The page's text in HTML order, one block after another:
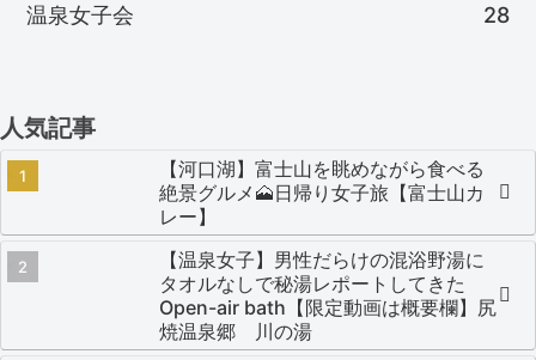
温泉女子会 28
人気記事
【河口湖】富士山を眺めながら食べる
絶景グルメ🗻日帰り女子旅【富士山カ
レー】
【温泉女子】男性だらけの混浴野湯に
タオルなしで秘湯レポートしてきた
Open-air bath【限定動画は概要欄】尻
焼温泉郷 川の湯